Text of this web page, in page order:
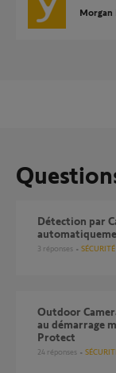
Morgan
Détection par Camera Outdoor 2 - Peut-on déclencher
3 réponses SÉCURITÉ
Outdoor Camera 2 (1875326A) : LED bleue clignotante, bip
au démarrage
Protect
24 réponses